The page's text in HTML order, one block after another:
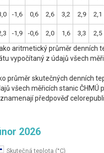
-1,6 0,6 2,6 3,2 2,9 2,1
-1,9 -0,6 2,0 1,6 3,3 2,5
aritmetický průměr denních
vypočítaný z údajů všech
průměr skutečných denních
všech měřicích stanic ČHMÚ
předpověď
2026
Skutečná teplota (°C)